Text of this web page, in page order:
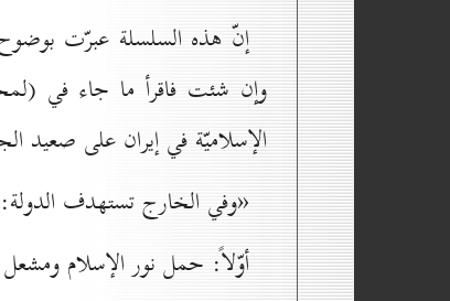
إنّ هذه السلسلة عبرّت بوضوح
وإن شئت فاقرأ ما جاء في
الإسلاميّة في إيران على صعيد
«وفي الخارج تستهدف الدولة:
أوّلاً: حمل نور الإسلام ومشعل